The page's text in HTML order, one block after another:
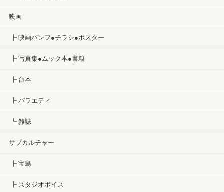
映画
┣ 映画パンフ●チラシ●ポスター
┣ 写真集●ムック本●書籍
┣ 台本
┣ バラエティ
┗ 雑誌
サブカルチャー
┣ 宝島
┣ スタジオボイス